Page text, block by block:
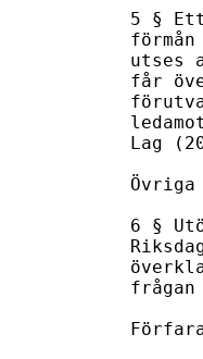
5 §
utses
får
Lag
Övriga
6 §